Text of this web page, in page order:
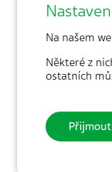
Na našem
Některé z
ostatních
Přijmout